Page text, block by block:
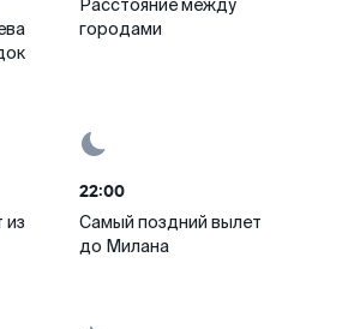
Расстояние между
городами
из
22:00
Самый поздний вылет
до Милана